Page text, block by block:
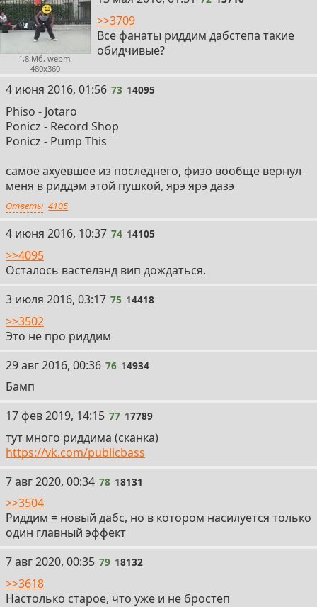
1,8 Мб, webm,
480x360
>>3709
Все фанаты риддим дабстепа такие
обидчивые?
73
4 июня 2016, 01:56 73 14095
Phiso - Jotaro
Ponicz - Record Shop
Ponicz - Pump This
самое ахуевшее из последнего, физо вообще вернул
меня в риддэм этой пушкой, ярэ ярэ дазэ
Ответы 4105
74
4 июня 2016, 10:37 74 14105
>>4095
Осталось вастелэнд вип дождаться.
75
3 июля 2016, 03:17 75 14418
>>3502
Это не про риддим
76
29 авг 2016, 00:36 76 14934
Бамп
77
17 фев 2019, 14:15 77 17789
тут много риддима (сканка)
https://vk.com/publicbass
78
7 авг 2020, 00:34 78 18131
>>3504
Риддим = новый дабс, но в котором насилуется только
один главный эффект
79
7 авг 2020, 00:35 79 18132
>>3618
Настолько старое, что уже и не бростеп